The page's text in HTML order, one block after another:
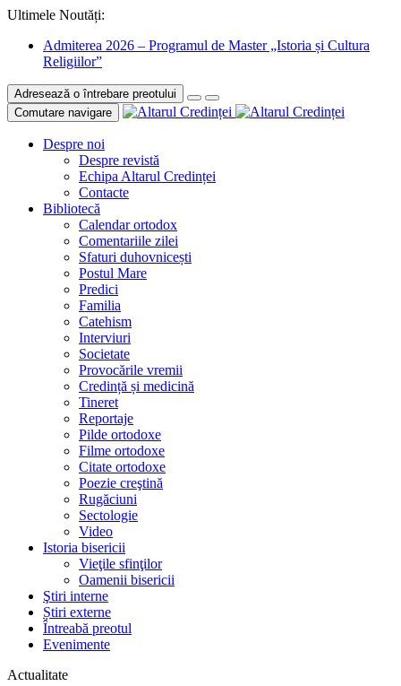
Ultimele Noutăți:
Admiterea 2026 – Programul de Master „Istoria și Cultura
Religiilor”
Adresează o întrebare preotului
Comutare navigare
Despre noi
Despre revistă
Echipa Altarul Credinței
Contacte
Bibliotecă
Calendar ortodox
Comentariile zilei
Sfaturi duhovnicești
Postul Mare
Predici
Familia
Catehism
Interviuri
Societate
Provocările vremii
Credință și medicină
Tineret
Reportaje
Pilde ortodoxe
Filme ortodoxe
Citate ortodoxe
Poezie creştină
Rugăciuni
Sectologie
Video
Istoria bisericii
Vieţile sfinţilor
Oamenii bisericii
Ştiri interne
Știri externe
Întreabă preotul
Evenimente
Actualitate